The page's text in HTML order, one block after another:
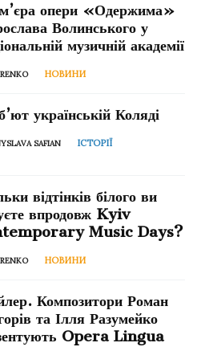
опери «Одержима»
Волинського у
музичній академії
НОВИНИ
українській Коляді
SAFIAN ІСТОРІЇ
відтінків білого ви
впродовж Kyiv
Music Days?
НОВИНИ
Композитори Роман
та Ілля Разумейко
Opera Lingua